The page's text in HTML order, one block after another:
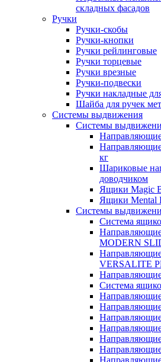
складных фасадов
Ручки
Ручки-скобы
Ручки-кнопки
Ручки рейлинговые
Ручки торцевые
Ручки врезные
Ручки-подвески
Ручки накладные
Шайба для ручек
Системы выдвижения
Системы
кг
Шариковые
доводчиком
Ящики Magic
Ящики Mental
Системы
Система
MODERN
VERSALITE
Система